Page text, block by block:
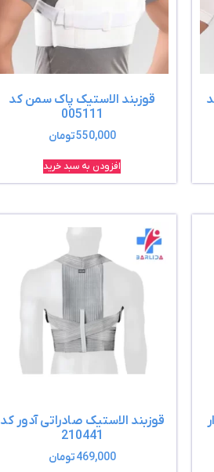
قوزبند الاستیک پاک سمن کد
005111
550,000تومان
افزودن به سبد خرید
قوزبند الاستیک صادراتی آدور کد
210441
469,000تومان